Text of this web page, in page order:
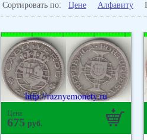
Сортировать по: Цене Алфавиту
Цена
675 руб.